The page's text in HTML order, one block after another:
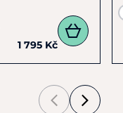
1 795 Kč